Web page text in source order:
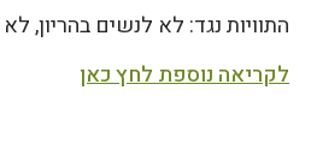
התוויות נגד: לא לנשים בהריון,
לקריאה נוספת לחץ כאן